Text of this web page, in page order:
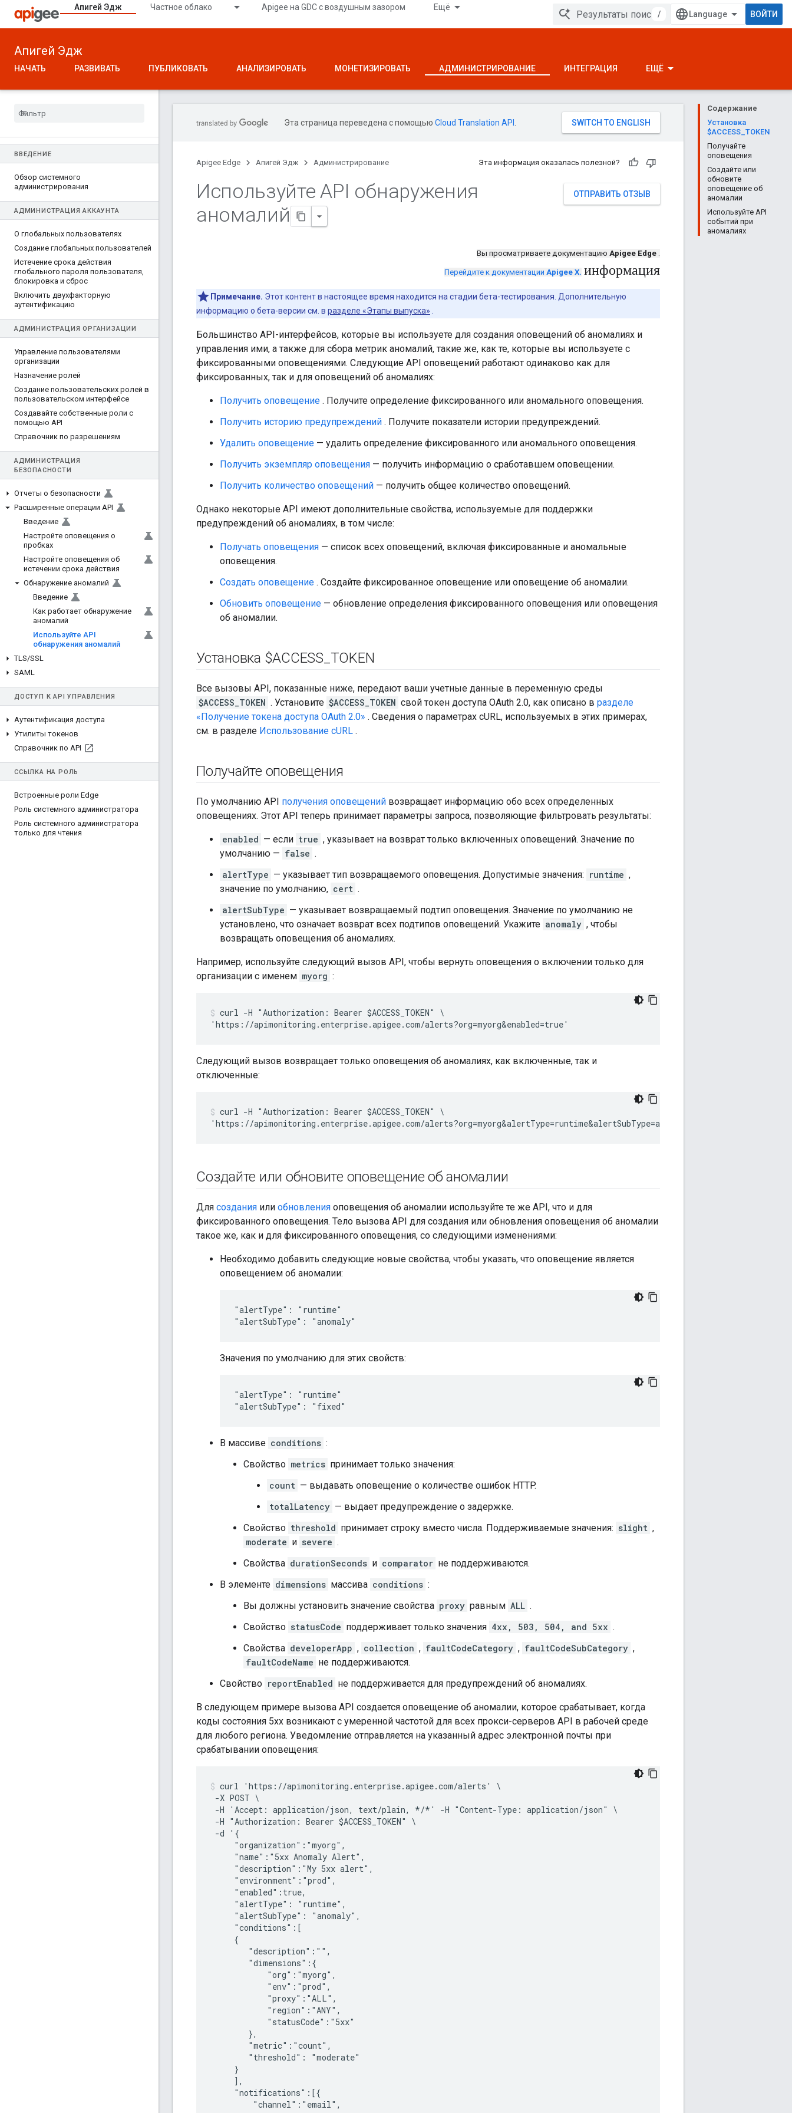
Апигей Эдж Частное облако Apigee на GDC с воздушным зазором Ещё
/ ВОЙТИ
Апигей Эдж
НАЧАТЬ РАЗВИВАТЬ ПУБЛИКОВАТЬ АНАЛИЗИРОВАТЬ МОНЕТИЗИРОВАТЬ АДМИНИСТРИРОВАНИЕ ИНТЕГРАЦИЯ ЕЩЁ
ВВЕДЕНИЕ
Обзор системного
администрирования
АДМИНИСТРАЦИЯ АККАУНТА
О глобальных пользователях
Создание глобальных пользователей
Истечение срока действия
глобального пароля пользователя,
блокировка и сброс
Включить двухфакторную
аутентификацию
АДМИНИСТРАЦИЯ ОРГАНИЗАЦИИ
Управление пользователями
организации
Назначение ролей
Создание пользовательских ролей в
пользовательском интерфейсе
Создавайте собственные роли с
помощью API
Справочник по разрешениям
АДМИНИСТРАЦИЯ
БЕЗОПАСНОСТИ
Отчеты о безопасности
Расширенные операции API
Введение
Настройте оповещения о
пробках
Настройте оповещения об
истечении срока действия
Обнаружение аномалий
Введение
Как работает обнаружение
аномалий
Используйте API
обнаружения аномалий
TLS/SSL
SAML
ДОСТУП К API УПРАВЛЕНИЯ
Аутентификация доступа
Утилиты токенов
Справочник по API
ССЫЛКА НА РОЛЬ
Встроенные роли Edge
Роль системного администратора
Роль системного администратора
только для чтения
Содержание
Установка
$ACCESS_TOKEN
Получайте
оповещения
Создайте или
обновите
оповещение об
аномалии
Используйте API
событий при
аномалиях
Эта страница переведена с помощью Cloud Translation API
Apigee Edge Апигей Эдж Администрирование Эта информация оказалась полезной?
ОТПРАВИТЬ ОТЗЫВ
Используйте API обнаружения
аномалий
Вы просматриваете документацию Apigee Edge .
Перейдите к документации Apigee X. информация
Примечание. Этот контент в настоящее время находится на стадии бета-тестирования. Дополнительную
информацию о бета-версии см. в разделе «Этапы выпуска»
Большинство API-интерфейсов, которые вы используете для создания оповещений об аномалиях и
управления ими, а также для сбора метрик аномалий, такие же, как те, которые вы используете с
фиксированными оповещениями. Следующие API оповещений работают одинаково как для
фиксированных, так и для оповещений об аномалиях:
Получить оповещение . Получите определение фиксированного или аномального оповещения.
Получить историю предупреждений . Получите показатели истории предупреждений.
Удалить оповещение — удалить определение фиксированного или аномального оповещения.
Получить экземпляр оповещения — получить информацию о сработавшем оповещении.
Получить количество оповещений — получить общее количество оповещений.
Однако некоторые API имеют дополнительные свойства, используемые для поддержки
предупреждений об аномалиях, в том числе:
Получать оповещения — список всех оповещений, включая фиксированные и аномальные
оповещения.
Создать оповещение . Создайте фиксированное оповещение или оповещение об аномалии.
Обновить оповещение — обновление определения фиксированного оповещения или оповещения
об аномалии.
Установка $ACCESS TOKEN
Все вызовы API, показанные ниже, передают ваши учетные данные в переменную среды
$ACCESS_TOKEN . Установите $ACCESS_TOKEN свой токен доступа OAuth 2.0, как описано в разделе
«Получение токена доступа OAuth 2.0» . Сведения о параметрах cURL, используемых в этих примерах,
см. в разделе Использование cURL .
Получайте оповещения
По умолчанию API получения оповещений возвращает информацию обо всех определенных
оповещениях. Этот API теперь принимает параметры запроса, позволяющие фильтровать результаты:
enabled — если true , указывает на возврат только включенных оповещений. Значение по
умолчанию — false .
alertType — указывает тип возвращаемого оповещения. Допустимые значения: runtime ,
значение по умолчанию, cert .
alertSubType — указывает возвращаемый подтип оповещения. Значение по умолчанию не
установлено, что означает возврат всех подтипов оповещений. Укажите anomaly , чтобы
возвращать оповещения об аномалиях.
Например, используйте следующий вызов API, чтобы вернуть оповещения о включении только для
организации с именем myorg :
curl -H "Authorization: Bearer $ACCESS_TOKEN" \
Следующий вызов возвращает только оповещения об аномалиях, как включенные, так и
отключенные:
curl -H "Authorization: Bearer $ACCESS_TOKEN" \
Создайте или обновите оповещение об аномалии
Для создания или обновления оповещения об аномалии используйте те же API, что и для
фиксированного оповещения. Тело вызова API для создания или обновления оповещения об аномалии
такое же, как и для фиксированного оповещения, со следующими изменениями:
Необходимо добавить следующие новые свойства, чтобы указать, что оповещение является
оповещением об аномалии:
"alertType": "runtime"
"alertSubType": "anomaly"
Значения по умолчанию для этих свойств:
"alertType": "runtime"
"alertSubType": "fixed"
В массиве conditions :
Свойство metrics принимает только значения:
count — выдавать оповещение о количестве ошибок HTTP.
totalLatency — выдает предупреждение о задержке.
Свойство threshold принимает строку вместо числа. Поддерживаемые значения: slight ,
moderate и severe .
Свойства durationSeconds и comparator не поддерживаются.
В элементе dimensions массива conditions :
Вы должны установить значение свойства proxy равным ALL .
Свойство statusCode поддерживает только значения 4xx, 503, 504, and 5xx .
Свойства developerApp , collection , faultCodeCategory , faultCodeSubCategory ,
faultCodeName не поддерживаются.
Свойство reportEnabled не поддерживается для предупреждений об аномалиях.
В следующем примере вызова API создается оповещение об аномалии, которое срабатывает, когда
коды состояния 5xx возникают с умеренной частотой для всех прокси-серверов API в рабочей среде
для любого региона. Уведомление отправляется на указанный адрес электронной почты при
срабатывании оповещения:
curl 'https://apimonitoring.enterprise.apigee.com/alerts' \
-X POST \
-H 'Accept: application/json, text/plain, */*' -H "Content-Type: application/json" \
-H "Authorization: Bearer $ACCESS_TOKEN" \
-d '{
     "organization":"myorg",
     "name":"5xx Anomaly Alert",
     "description":"My 5xx alert",
     "environment":"prod",
     "enabled":true,
     "alertType": "runtime",
     "alertSubType": "anomaly",
     "conditions":[
     {
        "description":"",
        "dimensions":{
            "org":"myorg",
            "env":"prod",
            "proxy":"ALL",
            "region":"ANY",
            "statusCode":"5xx"
        },
        "metric":"count",
        "threshold": "moderate"
     }
     ],
     "notifications":[{
         "channel":"email",